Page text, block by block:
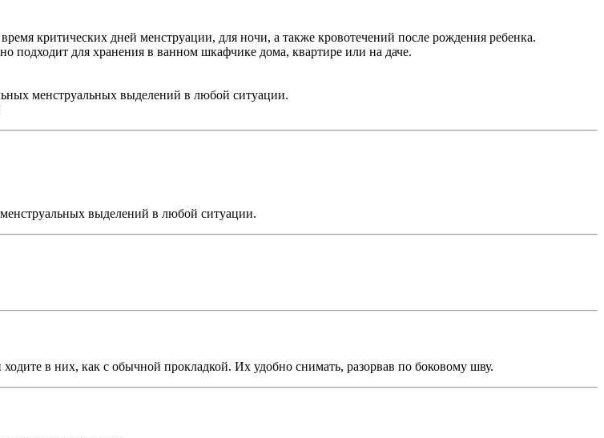
критических дней менструации, для ночи, а также кровотечений после рождения ребенка.
для хранения в ванном шкафчике дома, квартире или на даче.
менструальных выделений в любой ситуации.
выделений в любой ситуации.
в них, как с обычной прокладкой. Их удобно снимать, разорвав по боковому шву.